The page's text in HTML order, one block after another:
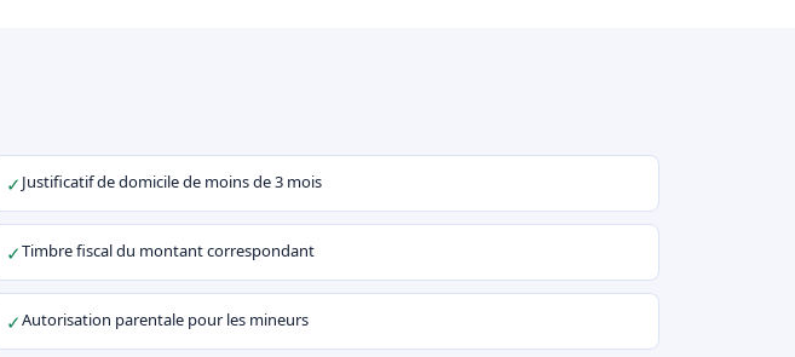
✓Justificatif de domicile de moins de 3 mois
✓Timbre fiscal du montant correspondant
✓Autorisation parentale pour les mineurs